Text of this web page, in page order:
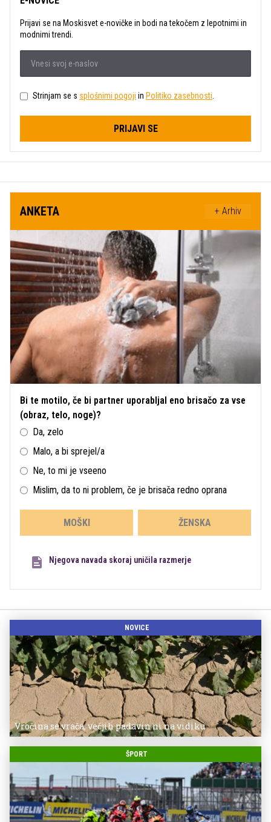
Prijavi se na Moskisvet e-novičke in bodi na tekočem z lepotnimi in
modnimi trendi.
Strinjam se s splošnimi pogoji in Politiko zasebnosti.
PRIJAVI SE
ANKETA + Arhiv
Bi te motilo, če bi partner uporabljal eno brisačo za vse
(obraz, telo, noge)?
Da, zelo
Malo, a bi sprejel/a
Ne, to mi je vseeno
Mislim, da to ni problem, če je brisača redno oprana
MOŠKI ŽENSKA
Njegova navada skoraj uničila razmerje
NOVICE
Vročina se vrača, večjih padavin ni na vidiku
ŠPORT